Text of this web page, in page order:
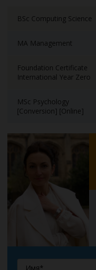
BSc Computing Science
MA Management
Foundation Certificate
International Year Zero
MSc Psychology
[Conversion] [Online]